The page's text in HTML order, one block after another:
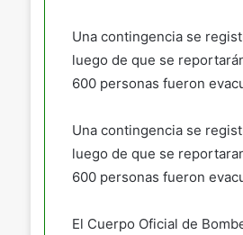
Una contingencia se
luego de que se
600 personas fueron
Una contingencia se
luego de que se
600 personas fueron
El Cuerpo Oficial de